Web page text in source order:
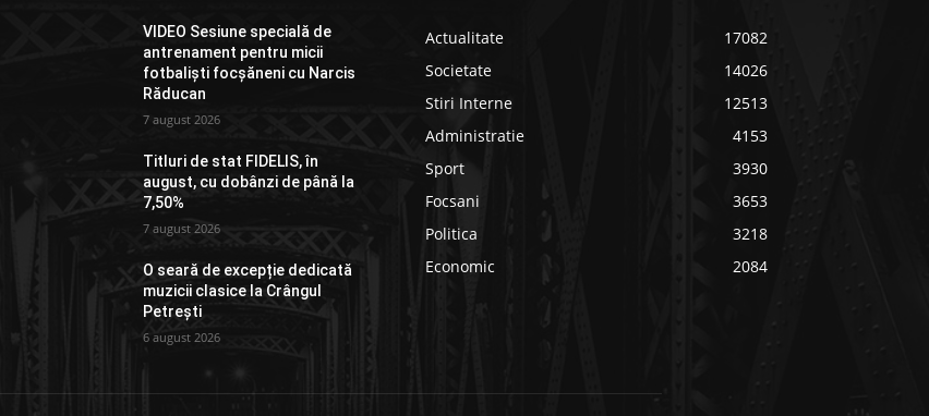
VIDEO Sesiune specială de
antrenament pentru micii
fotbaliști focșăneni cu Narcis
Răducan
7 august 2026
Titluri de stat FIDELIS, în
august, cu dobânzi de până la
7,50%
7 august 2026
O seară de excepție dedicată
muzicii clasice la Crângul
Petrești
6 august 2026
Actualitate
17082
Societate
14026
Stiri Interne
12513
Administratie
4153
Sport
3930
Focsani
3653
Politica
3218
Economic
2084